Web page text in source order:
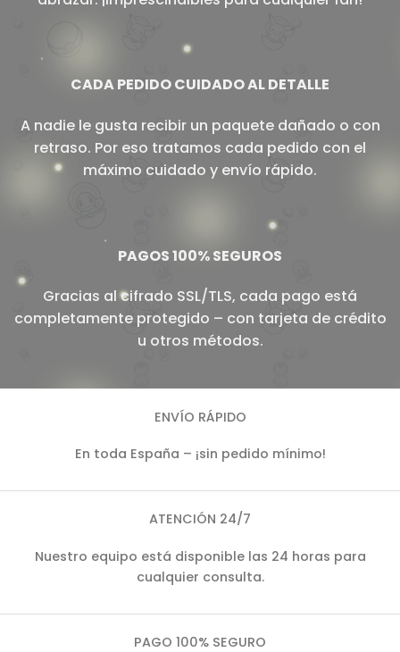
CADA PEDIDO CUIDADO AL DETALLE
A nadie le gusta recibir un paquete dañado o con
retraso. Por eso tratamos cada pedido con el
máximo cuidado y envío rápido.
PAGOS 100% SEGUROS
Gracias al cifrado SSL/TLS, cada pago está
completamente protegido – con tarjeta de crédito
u otros métodos.
ENVÍO RÁPIDO
En toda España – ¡sin pedido mínimo!
ATENCIÓN 24/7
Nuestro equipo está disponible las 24 horas para
cualquier consulta.
PAGO 100% SEGURO